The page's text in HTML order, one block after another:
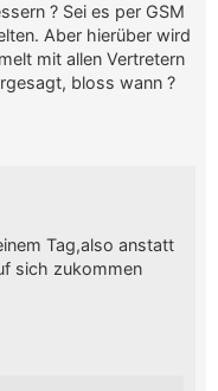
? Sei es per GSM
Aber hierüber wird
mit allen Vertretern
bloss wann ?
Tag,also anstatt
sich zukommen